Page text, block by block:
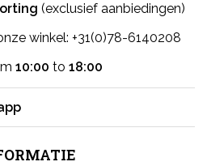
(exclusief aanbiedingen)
winkel: +31(0)78-6140208
10:00 to 18:00